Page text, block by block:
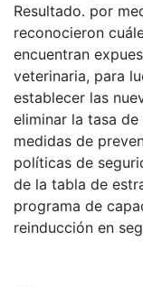
Resultado. por
reconocieron
encuentran
veterinaria, para
establecer las
eliminar la tasa
medidas de
políticas de
de la tabla de
programa de
reinducción en